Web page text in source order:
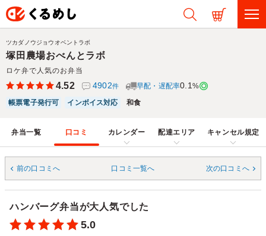
塚田農場おべんとラボ
ロケ弁で人気のお弁当
ツカダノウジョウオベントラボ
4.52 4902件 早配・遅配率0.1 %
帳票電子発行可
インボイス対応 和食
弁当一覧 口コミ カレンダー 配達エリア キャンセル規定
前の口コミへ 口コミ一覧へ 次の口コミへ
ハンバーグ弁当が大人気でした
5.0